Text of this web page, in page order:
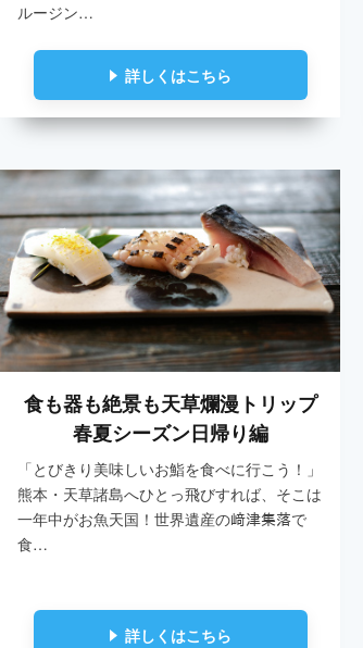
ルージン…
詳しくはこちら
食も器も絶景も天草爛漫トリップ
春夏シーズン日帰り編
「とびきり美味しいお鮨を食べに行こう！」
熊本・天草諸島へひとっ飛びすれば、そこは
一年中がお魚天国！世界遺産の﨑津集落で
食…
詳しくはこちら